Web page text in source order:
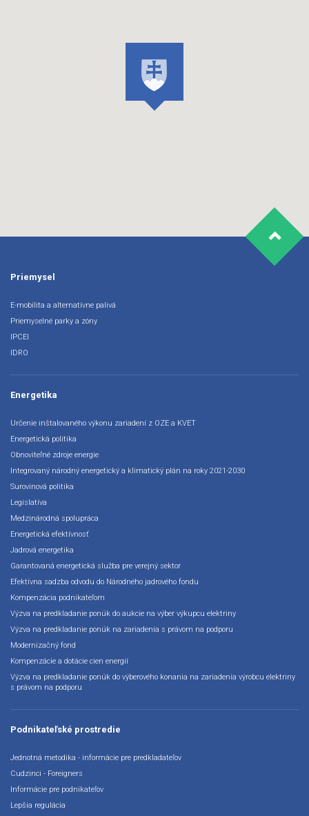
Priemysel
E-mobilita a alternatívne palivá
Priemyselné parky a zóny
IPCEI
IDRO
Energetika
Určenie inštalovaného výkonu zariadení z OZE a KVET
Energetická politika
Obnoviteľné zdroje energie
Integrovaný národný energetický a klimatický plán na roky 2021-2030
Surovinová politika
Legislatíva
Medzinárodná spolupráca
Energetická efektívnosť
Jadrová energetika
Garantovaná energetická služba pre verejný sektor
Efektívna sadzba odvodu do Národného jadrového fondu
Kompenzácia podnikateľom
Výzva na predkladanie ponúk do aukcie na výber výkupcu elektriny
Výzva na predkladanie ponúk na zariadenia s právom na podporu
Modernizačný fond
Kompenzácie a dotácie cien energií
Výzva na predkladanie ponúk do výberového konania na zariadenia výrobcu elektriny
s právom na podporu
Podnikateľské prostredie
Jednotná metodika - informácie pre predkladateľov
Cudzinci - Foreigners
Informácie pre podnikateľov
Lepšia regulácia